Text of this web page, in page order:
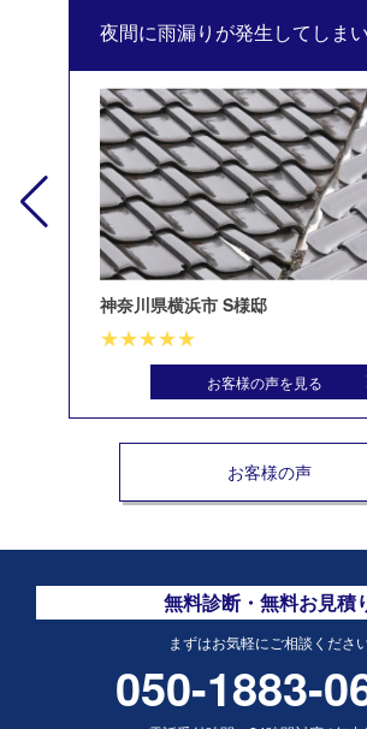
夜間に雨漏りが発生してしま
神奈川県横浜市 S様邸
お客様の声を見る
お客様の声
無料診断・無料お見積
まずはお気軽にご相談くださ
050-1883-